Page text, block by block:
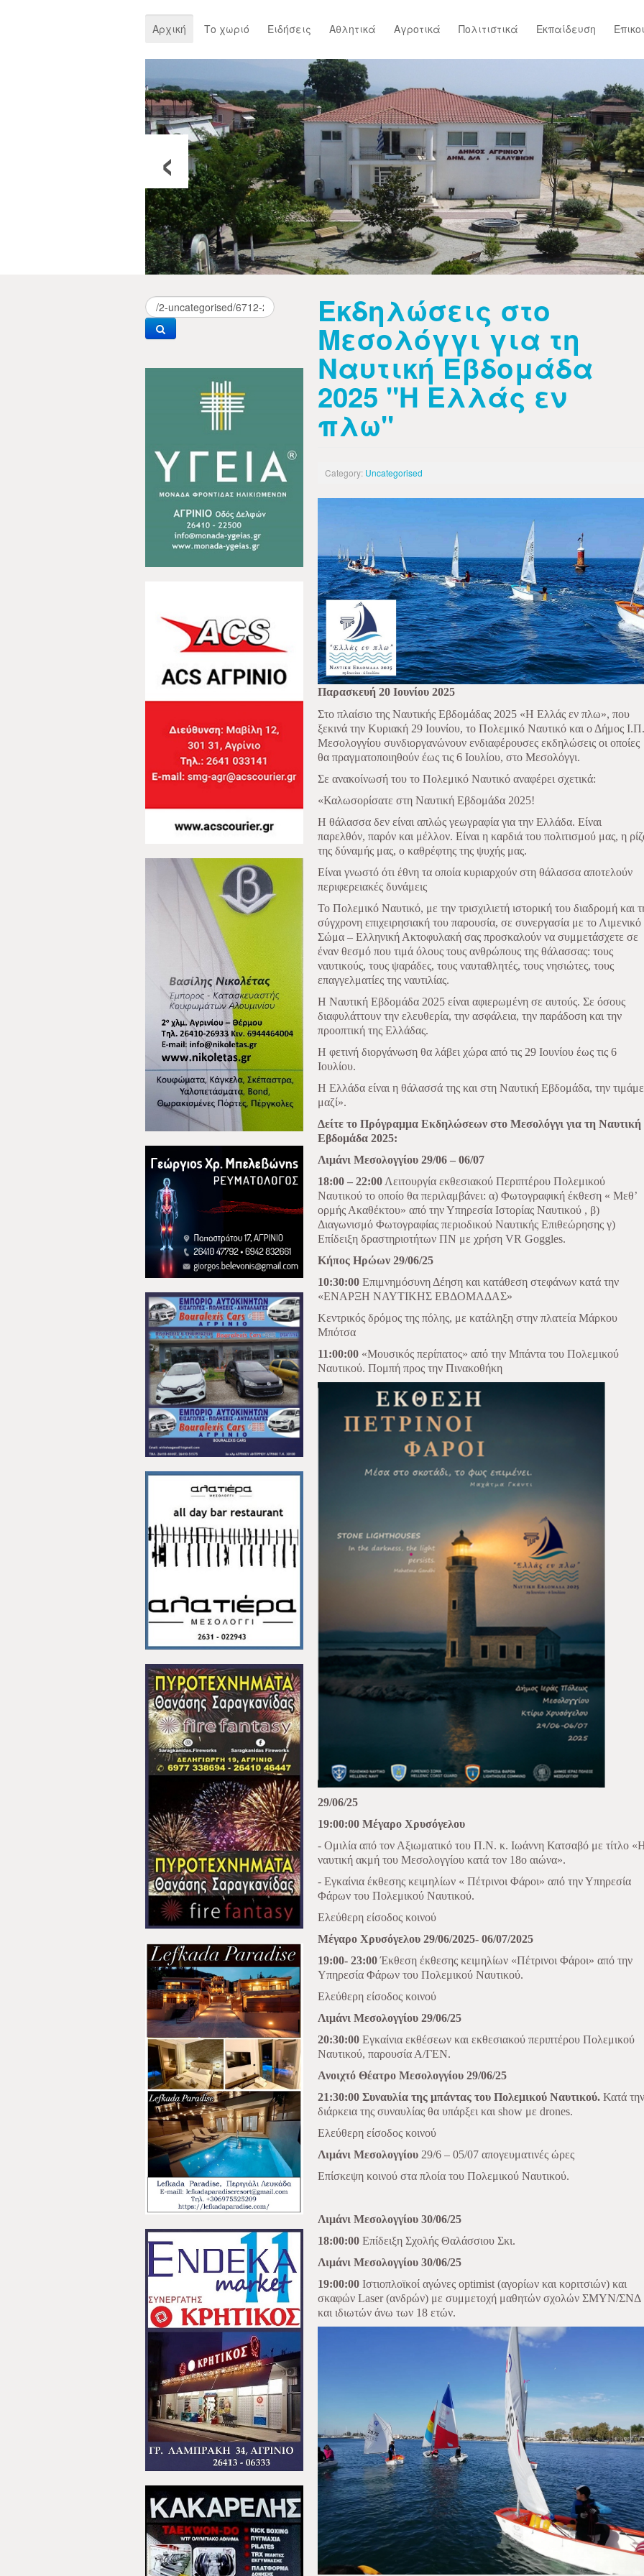
Αρχική Το χωριό Ειδήσεις Αθλητικά Αγροτικά Πολιτιστικά Εκπαίδευση
‹
Εκδηλώσεις στο
Μεσολόγγι για τη
Ναυτική Εβδομάδα
2025 "Η Ελλάς εν
πλω"
Category: Uncategorised
Παρασκευή 20 Ιουνίου 2025
Στο πλαίσιο της Ναυτικής Εβδομάδας 2025 «Η Ελλάς εν πλω», που
ξεκινά την Κυριακή 29 Ιουνίου, το Πολεμικό Ναυτικό και ο Δήμος Ι.Π.
Μεσολογγίου συνδιοργανώνουν ενδιαφέρουσες εκδηλώσεις οι οποίες
θα πραγματοποιηθούν έως τις 6 Ιουλίου, στο Μεσολόγγι.
Σε ανακοίνωσή του το Πολεμικό Ναυτικό αναφέρει σχετικά:
«Καλωσορίσατε στη Ναυτική Εβδομάδα 2025!
Η θάλασσα δεν είναι απλώς γεωγραφία για την Ελλάδα. Είναι
παρελθόν, παρόν και μέλλον. Είναι η καρδιά του πολιτισμού μας, η
της δύναμής μας, ο καθρέφτης της ψυχής μας.
Είναι γνωστό ότι έθνη τα οποία κυριαρχούν στη θάλασσα αποτελούν
περιφερειακές δυνάμεις
Το Πολεμικό Ναυτικό, με την τρισχιλιετή ιστορική του διαδρομή και
σύγχρονη επιχειρησιακή του παρουσία, σε συνεργασία με το Λιμενικό
Σώμα – Ελληνική Ακτοφυλακή σας προσκαλούν να συμμετάσχετε σε
έναν θεσμό που τιμά όλους τους ανθρώπους της θάλασσας: τους
ναυτικούς, τους ψαράδες, τους ναυταθλητές, τους νησιώτες, τους
επαγγελματίες της ναυτιλίας.
Η Ναυτική Εβδομάδα 2025 είναι αφιερωμένη σε αυτούς. Σε όσους
διαφυλάττουν την ελευθερία, την ασφάλεια, την παράδοση και την
προοπτική της Ελλάδας.
Η φετινή διοργάνωση θα λάβει χώρα από τις 29 Ιουνίου έως τις 6
Ιουλίου.
Η Ελλάδα είναι η θάλασσά της και στη Ναυτική Εβδομάδα, την τιμάμε
μαζί».
Δείτε το Πρόγραμμα Εκδηλώσεων στο Μεσολόγγι για τη Ναυτική
Εβδομάδα 2025:
Λιμάνι Μεσολογγίου 29/06 – 06/07
18:00 – 22:00 Λειτουργία εκθεσιακού Περιπτέρου Πολεμικού
Ναυτικού το οποίο θα περιλαμβάνει: α) Φωτογραφική έκθεση « Μεθ’
ορμής Ακαθέκτου» από την Υπηρεσία Ιστορίας Ναυτικού , β)
Διαγωνισμό Φωτογραφίας περιοδικού Ναυτικής Επιθεώρησης γ)
Επίδειξη δραστηριοτήτων ΠΝ με χρήση VR Goggles.
Κήπος Ηρώων 29/06/25
10:30:00 Επιμνημόσυνη Δέηση και κατάθεση στεφάνων κατά την
«ΕΝΑΡΞΗ ΝΑΥΤΙΚΗΣ ΕΒΔΟΜΑΔΑΣ»
Κεντρικός δρόμος της πόλης, με κατάληξη στην πλατεία Μάρκου
Μπότσα
11:00:00 «Μουσικός περίπατος» από την Μπάντα του Πολεμικού
Ναυτικού. Πομπή προς την Πινακοθήκη
29/06/25
19:00:00 Μέγαρο Χρυσόγελου
- Ομιλία από τον Αξιωματικό του Π.Ν. κ. Ιωάννη Κατσαβό με τίτλο
ναυτική ακμή του Μεσολογγίου κατά τον 18ο αιώνα».
- Εγκαίνια έκθεσης κειμηλίων « Πέτρινοι Φάροι» από την Υπηρεσία
Φάρων του Πολεμικού Ναυτικού.
Ελεύθερη είσοδος κοινού
Μέγαρο Χρυσόγελου 29/06/2025- 06/07/2025
19:00- 23:00Έκθεση έκθεσης κειμηλίων «Πέτρινοι Φάροι» από την
Υπηρεσία Φάρων του Πολεμικού Ναυτικού.
Ελεύθερη είσοδος κοινού
Λιμάνι Μεσολογγίου 29/06/25
20:30:00 Εγκαίνια εκθέσεων και εκθεσιακού περιπτέρου Πολεμικού
Ναυτικού, παρουσία Α/ΓΕΝ.
Ανοιχτό Θέατρο Μεσολογγίου 29/06/25
21:30:00 Συναυλία της μπάντας του Πολεμικού Ναυτικού. Κατά την
διάρκεια της συναυλίας θα υπάρξει και show με drones.
Ελεύθερη είσοδος κοινού
Λιμάνι Μεσολογγίου 29/6 – 05/07 απογευματινές ώρες
Επίσκεψη κοινού στα πλοία του Πολεμικού Ναυτικού.
Λιμάνι Μεσολογγίου 30/06/25
18:00:00 Επίδειξη Σχολής Θαλάσσιου Σκι.
Λιμάνι Μεσολογγίου 30/06/25
19:00:00 Ιστιοπλοϊκοί αγώνες optimist (αγορίων και κοριτσιών) και
σκαφών Laser (ανδρών) με συμμετοχή μαθητών σχολών ΣΜΥΝ/ΣΝΔ
και ιδιωτών άνω των 18 ετών.